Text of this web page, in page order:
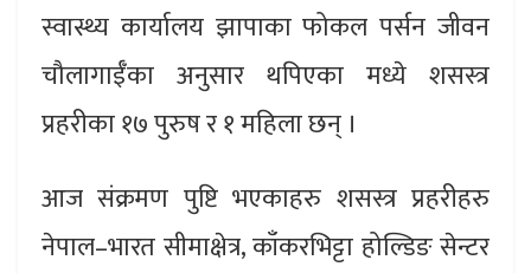
स्वास्थ्य कार्यालय झापाका फोकल पर्सन जीवन
चौलागाईँका अनुसार थपिएका मध्ये शसस्त्र
प्रहरीका १७ पुरुष र १ महिला छन् ।
आज संक्रमण पुष्टि भएकाहरु शसस्त्र प्रहरीहरु
नेपाल–भारत सीमाक्षेत्र, काँकरभिट्टा होल्डिङ सेन्टर